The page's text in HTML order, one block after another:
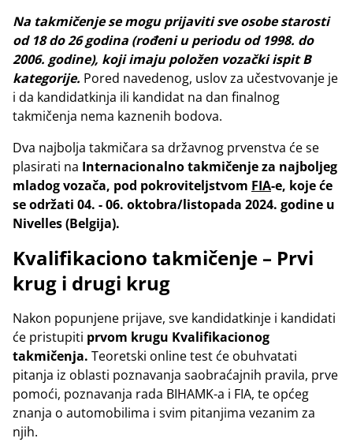
Na takmičenje se mogu prijaviti sve osobe starosti
od 18 do 26 godina (rođeni u periodu od 1998. do
2006. godine), koji imaju položen vozački ispit B
kategorije. Pored navedenog, uslov za učestvovanje je
i da kandidatkinja ili kandidat na dan finalnog
takmičenja nema kaznenih bodova.
Dva najbolja takmičara sa državnog prvenstva će se
plasirati na Internacionalno takmičenje za najboljeg
mladog vozača, pod pokroviteljstvom FIA-e, koje će
se održati 04. - 06. oktobra/listopada 2024. godine u
Nivelles (Belgija).
Kvalifikaciono takmičenje – Prvi
krug i drugi krug
Nakon popunjene prijave, sve kandidatkinje i kandidati
će pristupiti prvom krugu Kvalifikacionog
takmičenja. Teoretski online test će obuhvatati
pitanja iz oblasti poznavanja saobraćajnih pravila, prve
pomoći, poznavanja rada BIHAMK-a i FIA, te općeg
znanja o automobilima i svim pitanjima vezanim za
njih.